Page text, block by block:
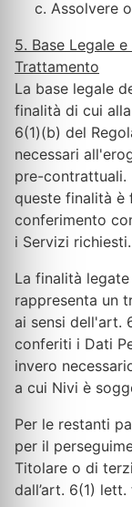
Assolvere
5. Base Legale
Trattamento
La base legale
finalità di cui
6(1)(b) del
necessari
pre-contrattuali.
queste finalità è
conferimento
i Servizi richiesti.
La finalità
rappresenta un
ai sensi dell'art.
conferiti i Dati
invero
a cui Nivi è
Per le restanti
per il
Titolare o di
dall’art. 6(1)